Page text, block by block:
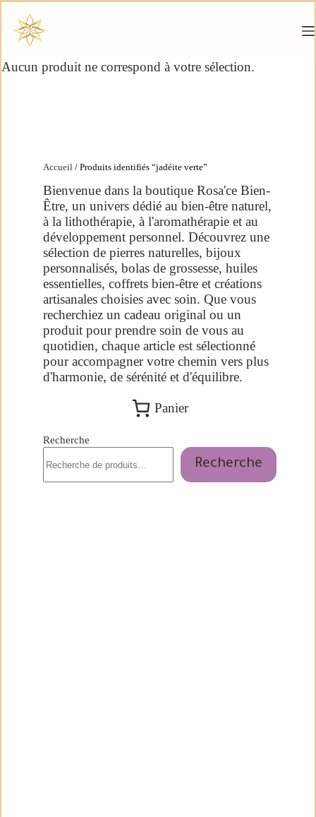
Aucun produit ne correspond à votre sélection.
Accueil / Produits identifiés “jadéite verte”
Bienvenue dans la boutique Rosa'ce Bien-
Être, un univers dédié au bien-être naturel,
à la lithothérapie, à l'aromathérapie et au
développement personnel. Découvrez une
sélection de pierres naturelles, bijoux
personnalisés, bolas de grossesse, huiles
essentielles, coffrets bien-être et créations
artisanales choisies avec soin. Que vous
recherchiez un cadeau original ou un
produit pour prendre soin de vous au
quotidien, chaque article est sélectionné
pour accompagner votre chemin vers plus
d'harmonie, de sérénité et d'équilibre.
Panier
Recherche
Recherche